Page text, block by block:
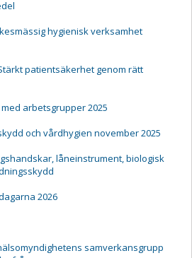
hygienisk verksamhet
patientsäkerhet genom rätt
arbetsgrupper 2025
och vårdhygien november 2025
låneinstrument, biologisk
2026
samverkansgrupp